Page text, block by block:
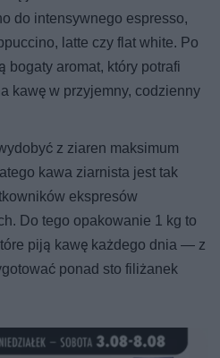
do intensywnego espresso,
latte czy flat white. Po
bogaty aromat, który potrafi
kawę w przyjemny, codzienny
z ziaren maksimum
kawa ziarnista jest tak
ekspresów
Do tego opakowanie 1 kg to
piją kawę każdego dnia — z
ponad sto filiżanek